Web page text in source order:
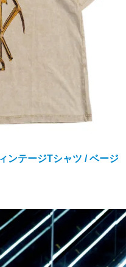
テージTシャツ / ベージ